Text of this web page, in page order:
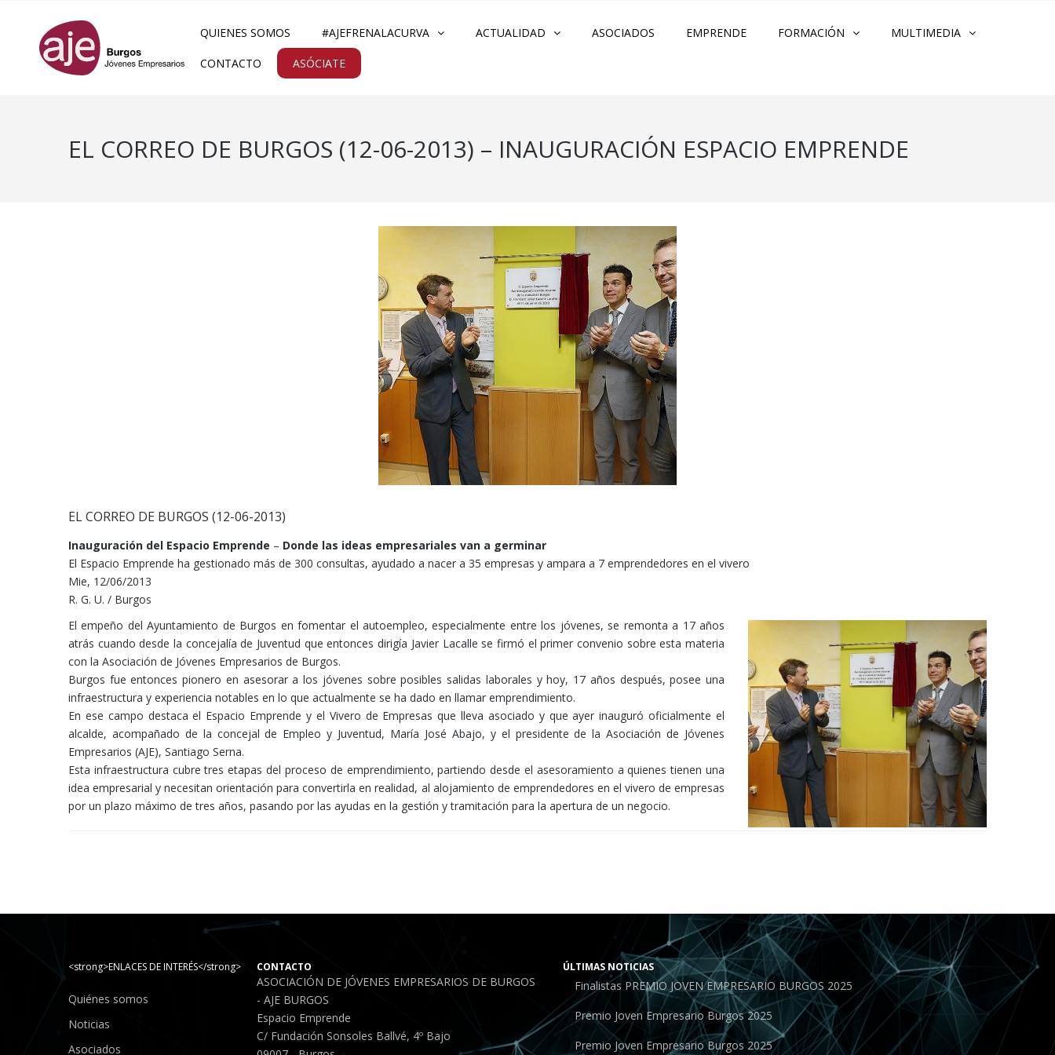
QUIENES SOMOS #AJEFRENALACURVA ACTUALIDAD ASOCIADOS EMPRENDE FORMACIÓN MULTIMEDIA
CONTACTO ASÓCIATE
EL CORREO DE BURGOS (12-06-2013) – INAUGURACIÓN ESPACIO EMPRENDE
EL CORREO DE BURGOS (12-06-2013)
Inauguración del Espacio Emprende – Donde las ideas empresariales van a germinar
El Espacio Emprende ha gestionado más de 300 consultas, ayudado a nacer a 35 empresas y ampara a 7 emprendedores en el vivero
Mie, 12/06/2013
R. G. U. / Burgos
El empeño del Ayuntamiento de Burgos en fomentar el autoempleo, especialmente entre los jóvenes, se remonta a 17 años
atrás cuando desde la concejalía de Juventud que entonces dirigía Javier Lacalle se firmó el primer convenio sobre esta materia
con la Asociación de Jóvenes Empresarios de Burgos.
Burgos fue entonces pionero en asesorar a los jóvenes sobre posibles salidas laborales y hoy, 17 años después, posee una
infraestructura y experiencia notables en lo que actualmente se ha dado en llamar emprendimiento.
En ese campo destaca el Espacio Emprende y el Vivero de Empresas que lleva asociado y que ayer inauguró oficialmente el
alcalde, acompañado de la concejal de Empleo y Juventud, María José Abajo, y el presidente de la Asociación de Jóvenes
Empresarios (AJE), Santiago Serna.
Esta infraestructura cubre tres etapas del proceso de emprendimiento, partiendo desde el asesoramiento a quienes tienen una
idea empresarial y necesitan orientación para convertirla en realidad, al alojamiento de emprendedores en el vivero de empresas
por un plazo máximo de tres años, pasando por las ayudas en la gestión y tramitación para la apertura de un negocio.
<strong>ENLACES DE INTERÉS</strong>
Quiénes somos
Noticias
Asociados
CONTACTO
ASOCIACIÓN DE JÓVENES EMPRESARIOS DE BURGOS
- AJE BURGOS
Espacio Emprende
C/ Fundación Sonsoles Ballvé, 4º Bajo
ÚLTIMAS NOTICIAS
Finalistas PREMIO JOVEN EMPRESARIO BURGOS 2025
Premio Joven Empresario Burgos 2025
Premio Joven Empresario Burgos 2025